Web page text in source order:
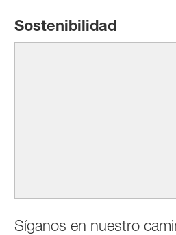
Sostenibilidad
Síganos en nuestro